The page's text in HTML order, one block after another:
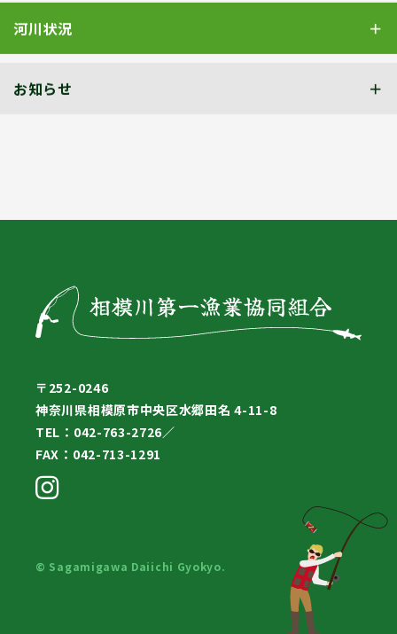
河川状況
お知らせ
〒252-0246
神奈川県相模原市中央区水郷田名 4-11-8
TEL：042-763-2726／
FAX：042-713-1291
© Sagamigawa Daiichi Gyokyo.